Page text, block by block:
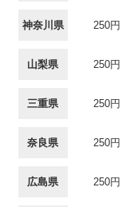
神奈川県 250円
山梨県 250円
三重県 250円
奈良県 250円
広島県 250円